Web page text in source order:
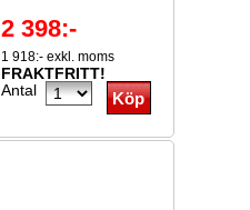
2 398:-
1 918:- exkl. moms
FRAKTFRITT!
Antal